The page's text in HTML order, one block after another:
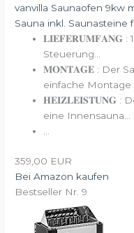
vanvilla Saunaofen 9kw
Sauna inkl. Saunasteine
𝐋𝐈𝐄𝐅𝐄𝐑𝐔𝐌𝐅𝐀𝐍𝐆 :
Steuerung...
𝐌𝐎𝐍𝐓𝐀𝐆𝐄 : Der
einfache Montage
𝐇𝐄𝐈𝐙𝐋𝐄𝐈𝐒𝐓𝐔𝐍𝐆 :
eine Innensauna...
...
359,00 EUR
Bei Amazon kaufen
Bestseller Nr. 9